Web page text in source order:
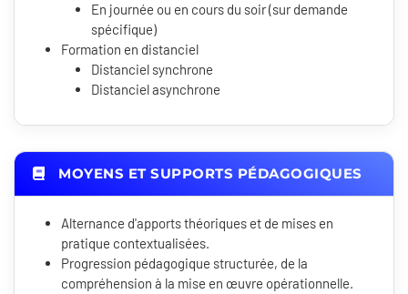
En journée ou en cours du soir (sur demande
spécifique)
Formation en distanciel
Distanciel synchrone
Distanciel asynchrone
MOYENS ET SUPPORTS PÉDAGOGIQUES
Alternance d'apports théoriques et de mises en
pratique contextualisées.
Progression pédagogique structurée, de la
compréhension à la mise en œuvre opérationnelle.